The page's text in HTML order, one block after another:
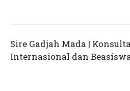
Sire Gadjah Mada |
Internasional dan